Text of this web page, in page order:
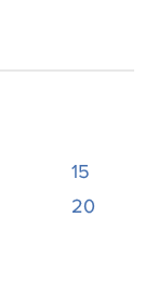
15
20